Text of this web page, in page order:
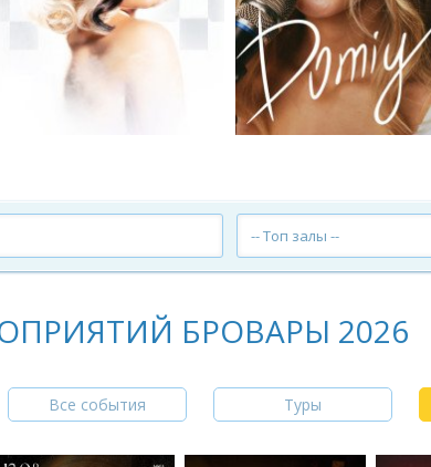
-- Топ залы --
БРОВАРЫ 2026
Все события Туры